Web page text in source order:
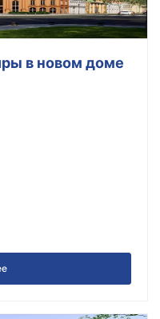
в новом доме